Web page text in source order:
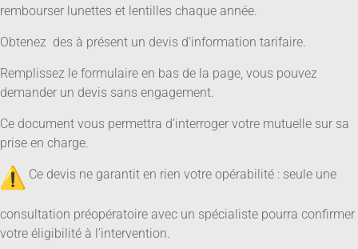
rembourser lunettes et lentilles chaque année.
Obtenez des à présent un devis d’information tarifaire.
Remplissez le formulaire en bas de la page, vous pouvez
demander un devis sans engagement.
Ce document vous permettra d’interroger votre mutuelle sur sa
prise en charge.
Ce devis ne garantit en rien votre opérabilité : seule une
consultation préopératoire avec un spécialiste pourra confirmer
votre éligibilité à l’intervention.